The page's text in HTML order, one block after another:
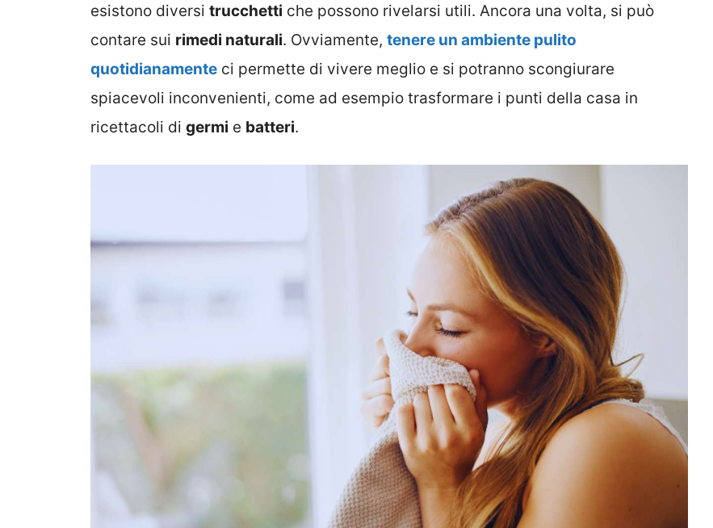
esistono diversi trucchetti che possono rivelarsi utili. Ancora una volta, si può
contare sui rimedi naturali. Ovviamente, tenere un ambiente pulito
quotidianamente ci permette di vivere meglio e si potranno scongiurare
spiacevoli inconvenienti, come ad esempio trasformare i punti della casa in
ricettacoli di germi e batteri.